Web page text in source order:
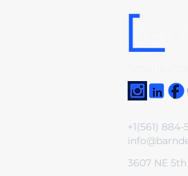
+1(561) 884-
3607 NE